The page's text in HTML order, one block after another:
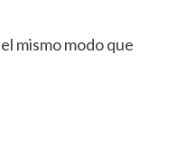
mismo modo que